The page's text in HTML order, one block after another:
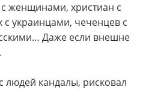
женщинами, христиан с
с украинцами, чеченцев с
Даже если внешне
людей кандалы, рисковал